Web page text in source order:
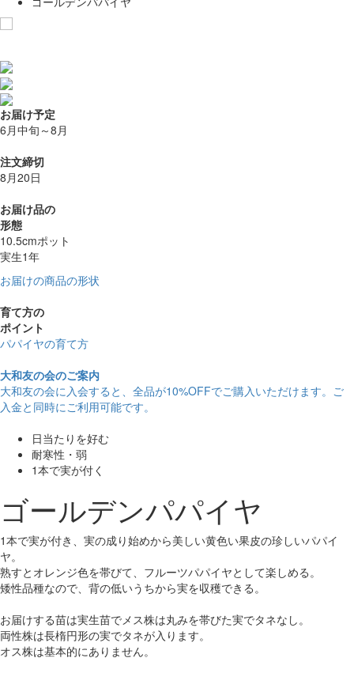
お届け予定
6月中旬～8月
注文締切
8月20日
お届け品の
形態
10.5cmポット
実生1年
お届けの商品の形状
育て方の
ポイント
パパイヤの育て方
大和友の会のご案内
大和友の会に入会すると、 全品が10%OFFでご購入いただけます。ご
入金と同時にご利用可能です。
日当たりを好む
耐寒性・弱
1本で実が付く
ゴールデンパパイヤ
1本で実が付き、実の成り始めから美しい黄色い果皮の珍しいパパイ
ヤ。
熟すとオレンジ色を帯びて、フルーツパパイヤとして楽しめる。
矮性品種なので、背の低いうちから実を収穫できる。
お届けする苗は実生苗でメス株は丸みを帯びた実でタネなし。
両性株は長楕円形の実でタネが入ります。
オス株は基本的にありません。